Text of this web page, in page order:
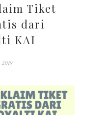
Tiket
dari
KAI
2019